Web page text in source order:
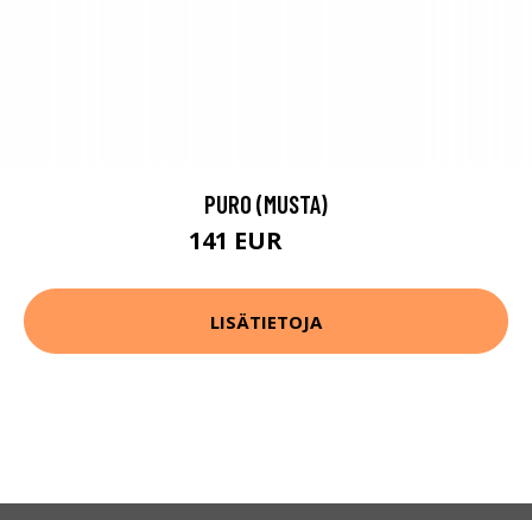
PURO (MUSTA)
141 EUR
LISÄTIETOJA